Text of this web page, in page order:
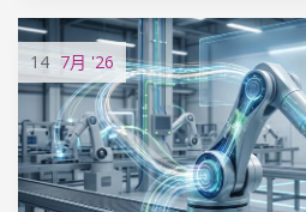
14 7月 '26